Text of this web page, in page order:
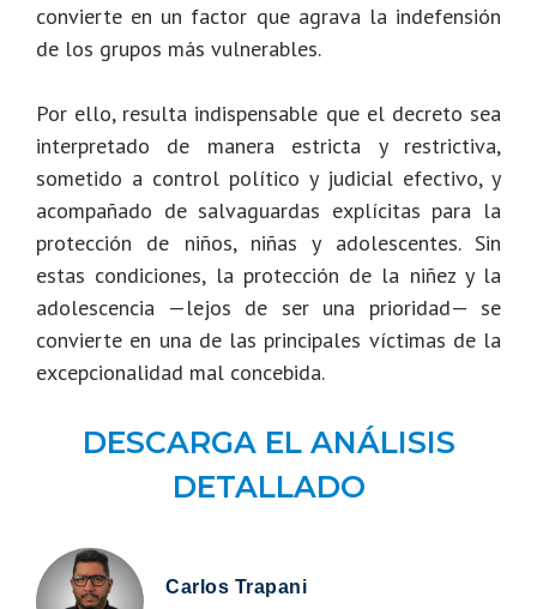
convierte en un factor que agrava la indefensión
de los grupos más vulnerables.
Por ello, resulta indispensable que el decreto sea
interpretado de manera estricta y restrictiva,
sometido a control político y judicial efectivo, y
acompañado de salvaguardas explícitas para la
protección de niños, niñas y adolescentes. Sin
estas condiciones, la protección de la niñez y la
adolescencia —lejos de ser una prioridad— se
convierte en una de las principales víctimas de la
excepcionalidad mal concebida.
DESCARGA EL ANÁLISIS
DETALLADO
Carlos Trapani